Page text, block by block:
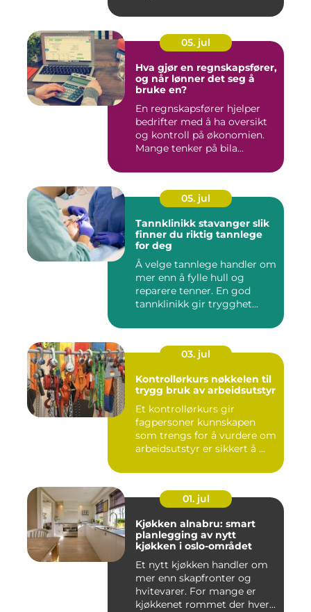
05. jul
Hva gjør en regnskapsfører,
og når lønner det seg å
bruke en?
En regnskapsfører hjelper
bedrifter med å ha oversikt
og kontroll på økonomien.
Mange tenker på bila...
05. jul
Tannklinikk stavanger slik
finner du riktig tannlege
for deg
Å velge tannlege handler om
mer enn å fylle hull og
reparere tenner. En god
tannklinikk gir trygghet...
03. jul
Kontrollørkurs nøkkelen til
trygg bruk av arbeidsutstyr
Et kontrollørkurs gir
fagpersoner kunnskapen
som trengs for å vurdere om
arbeidsutstyr er sikkert å ...
01. jul
Kjøkken alnabru: smart
planlegging av nytt
kjøkken i oslo-området
Et nytt kjøkken handler om
mer enn skapfronter og
hvitevarer. For mange er
kjøkkenet rommet der hver...